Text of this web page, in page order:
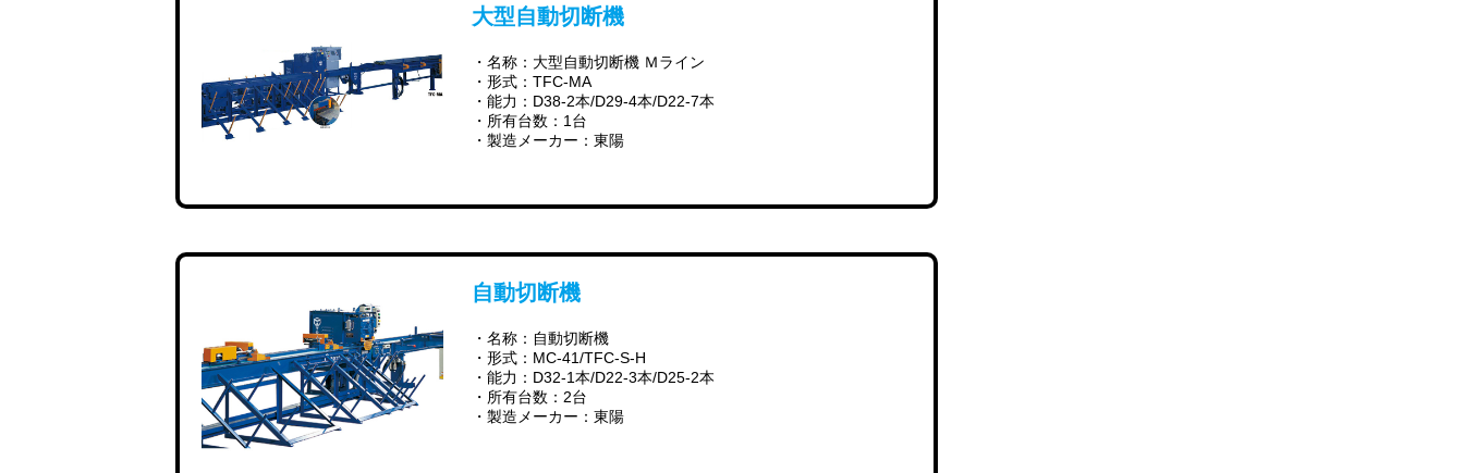
大型自動切断機
・名称：大型自動切断機 Ｍライン
・形式：TFC-MA
・能力：D38-2本/D29-4本/D22-7本
・所有台数：1台
・製造メーカー：東陽
自動切断機
・名称：自動切断機
・形式：MC-41/TFC-S-H
・能力：D32-1本/D22-3本/D25-2本
・所有台数：2台
・製造メーカー：東陽